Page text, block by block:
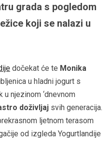
grada s pogledom
koji se nalazi u
dočekat će te Monika
u hladni jogurt s
u njezinom ‘dnevnom
doživljajsvih generacija.
ljetnom terasom
od izgleda Yogurtlandije